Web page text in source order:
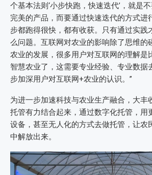
个基本法则‘小步快跑，快速迭代’，就是
完美的产品，而要通过快速迭代的方式进
步都跑得很快，都有收获。只有通过实践
么问题。互联网对农业的影响除了思维的
农业的发展，很多用户对互联网的理解是
智慧农业了，这需要专业经验、专业数据
步加深用户对互联网+农业的认识。”
为进一步加速科技与农业生产融合，大丰
托管有力结合起来，通过数字化托管，用
设备，甚至无人化的方式去做托管，让农
中解放出来。